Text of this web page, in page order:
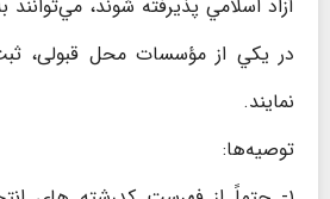
آزاد اسلامي پذيرفته شوند،
در يكي از مؤسسات محل قبولی،
نمایند.
توصیه‌ها: